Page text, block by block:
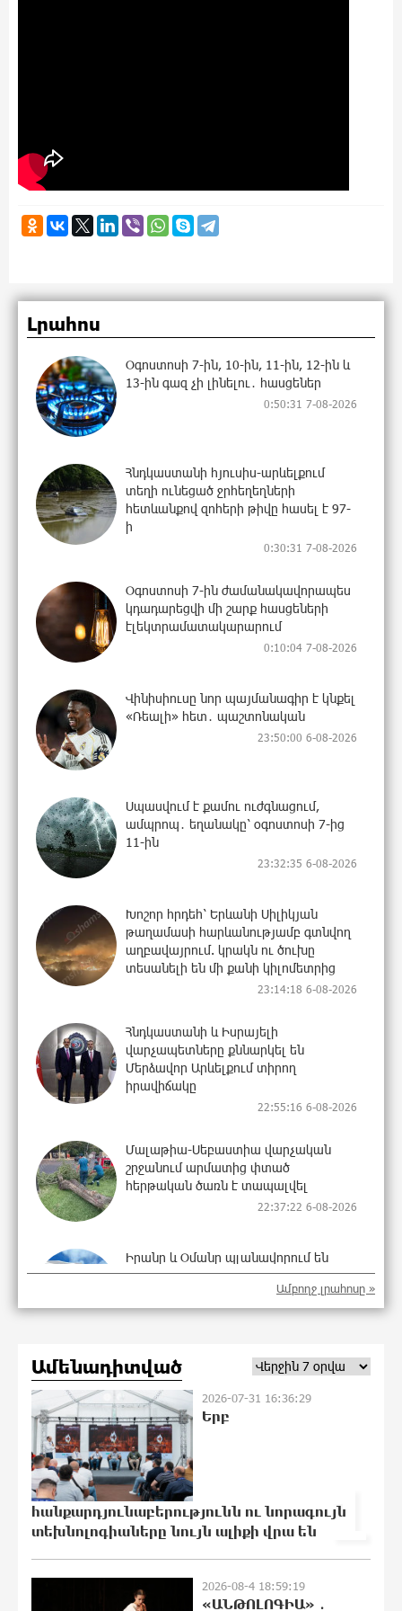
Լրահոս
Օգոստոսի 7-ին, 10-ին, 11-ին, 12-ին և
13-ին գազ չի լինելու․ հասցեներ
0:50:31 7-08-2026
Հնդկաստանի հյուսիս-արևելքում
տեղի ունեցած ջրհեղեղների
հետևանքով զոհերի թիվը հասել է 97-
ի
0:30:31 7-08-2026
Օգոստոսի 7-ին ժամանակավորապես
կդադարեցվի մի շարք հասցեների
էլեկտրամատակարարում
0:10:04 7-08-2026
Վինիսիուսը նոր պայմանագիր է կնքել
«Ռեալի» հետ․ պաշտոնական
23:50:00 6-08-2026
Սպասվում է քամու ուժգնացում,
ամպրոպ․ եղանակը՝ օգոստոսի 7-ից
11-ին
23:32:35 6-08-2026
Խոշոր հրդեհ՝ Երևանի Սիլիկյան
թաղամասի հարևանությամբ գտնվող
աղբավայրում. կրակն ու ծուխը
տեսանելի են մի քանի կիլոմետրից
23:14:18 6-08-2026
Հնդկաստանի և Իսրայելի
վարչապետները քննարկել են
Մերձավոր Արևելքում տիրող
իրավիճակը
22:55:16 6-08-2026
Մալաթիա-Սեբաստիա վարչական
շրջանում արմատից փտած
հերթական ծառն է տապալվել
22:37:22 6-08-2026
Իրանը և Օմանը պլանավորում են
փոխել Հորմուզի նեղուցի
նավագնացության կառուցվածքը
22:19:14 6-08-2026
8-ամյա Մոնթե Մուրադյանն ու Սյունե
Քոսակյանը հաղթահարել են
Արարատի գագաթը
Վթար Լոռու մարզում․ փրկարարները
վարորդին դուրս են բերել
արգելափակումից
21:41:25 6-08-2026
Երևանում երթուղիների
փոփոխություն կլինի
Ամբողջ լրահոսը »
Ամենադիտված
1
2026-07-31 16:36:29
Երբ
հանքարդյունաբերությունն ու նորագույն
տեխնոլոգիաները նույն ալիքի վրա են
2026-08-4 18:59:19
«ԱՆԹՈԼՈԳԻԱ» ․